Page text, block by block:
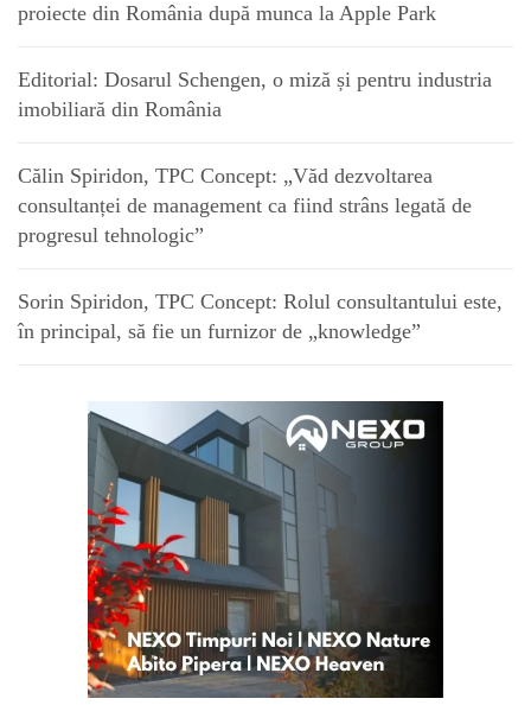
proiecte din România după munca la Apple Park
Editorial: Dosarul Schengen, o miză și pentru industria
imobiliară din România
Călin Spiridon, TPC Concept: „Văd dezvoltarea
consultanței de management ca fiind strâns legată de
progresul tehnologic”
Sorin Spiridon, TPC Concept: Rolul consultantului este,
în principal, să fie un furnizor de „knowledge”